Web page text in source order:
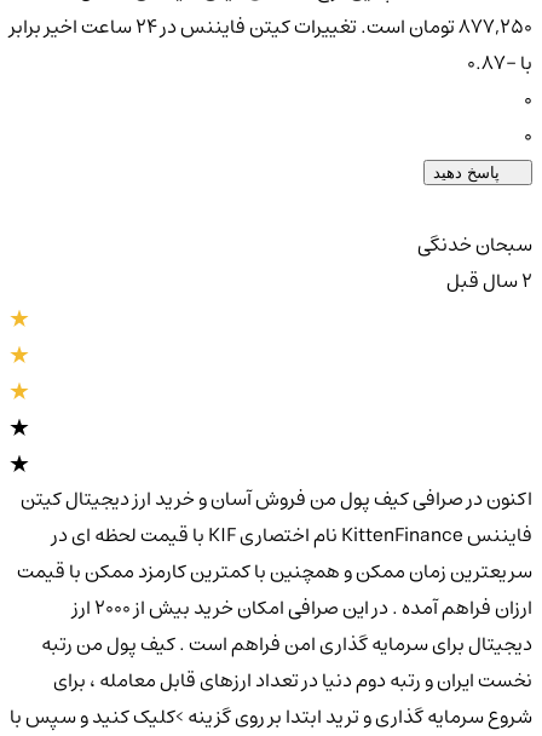
877,250 تومان است. تغییرات کیتن فایننس در ۲۴ ساعت اخیر برابر
با -0.87
پاسخ دهید
سبحان خدنگی
اکنون در صرافی کیف پول من فروش آسان و خرید ارز دیجیتال کیتن
فایننس KittenFinance نام اختصاری KIF با قیمت لحظه ای در
سریعترین زمان ممکن و همچنین با کمترین کارمزد ممکن با قیمت
ارزان فراهم آمده . در این صرافی امکان خرید بیش از 2000 ارز
دیجیتال برای سرمایه گذاری امن فراهم است . کیف پول من رتبه
نخست ایران و رتبه دوم دنیا در تعداد ارزهای قابل معامله ، برای
شروع سرمایه گذاری و ترید ابتدا بر روی گزینه >کلیک کنید و سپس با